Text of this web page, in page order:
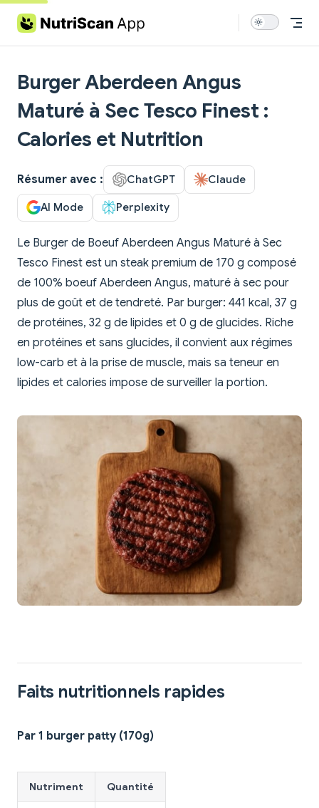
Skip to content
Burger Aberdeen Angus
Maturé à Sec Tesco Finest :
Calories et Nutrition
Résumer avec : ChatGPT Claude
AI Mode Perplexity
Le Burger de Boeuf Aberdeen Angus Maturé à Sec
Tesco Finest est un steak premium de 170 g composé
de 100% boeuf Aberdeen Angus, maturé à sec pour
plus de goût et de tendreté. Par burger: 441 kcal, 37 g
de protéines, 32 g de lipides et 0 g de glucides. Riche
en protéines et sans glucides, il convient aux régimes
low-carb et à la prise de muscle, mais sa teneur en
lipides et calories impose de surveiller la portion.
Faits nutritionnels rapides
Par 1 burger patty (170g)
Nutriment Quantité